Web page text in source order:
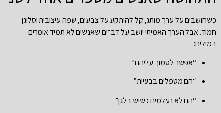
כשחושבים על ערך מותג, קל להיתקע על צבעים, שפה עיצובית וסלוגן
חמוד. אבל הערך האמיתי יושב על דברים שאנשים לא תמיד אומרים
במילים:
“אפשר לסמוך עליהם”
“הם מטפלים בבעיות”
“הם לא נעלמים כשיש בלגן”